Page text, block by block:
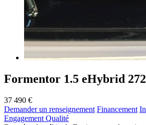
Formentor 1.5 eHybrid
37 490 €
Demander un renseignement Financement
Engagement Qualité